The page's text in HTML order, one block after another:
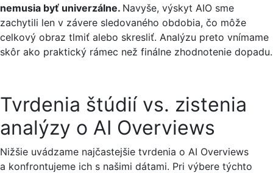
nemusia byť univerzálne. Navyše, výskyt AIO sme
zachytili len v závere sledovaného obdobia, čo môže
celkový obraz tlmiť alebo skresliť. Analýzu preto vnímame
skôr ako praktický rámec než finálne zhodnotenie dopadu.
Tvrdenia štúdií vs. zistenia
analýzy o AI Overviews
Nižšie uvádzame najčastejšie tvrdenia o AI Overviews
a konfrontujeme ich s našimi dátami. Pri výbere týchto